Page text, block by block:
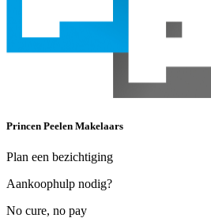
Princen Peelen Makelaars
Plan een bezichtiging
Aankoophulp nodig?
No cure, no pay